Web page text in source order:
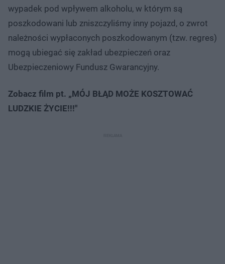
wypadek pod wpływem alkoholu, w którym są
poszkodowani lub zniszczyliśmy inny pojazd, o zwrot
należności wypłaconych poszkodowanym (tzw. regres)
mogą ubiegać się zakład ubezpieczeń oraz
Ubezpieczeniowy Fundusz Gwarancyjny.
Zobacz film pt. „MÓJ BŁĄD MOŻE KOSZTOWAĆ
LUDZKIE ŻYCIE!!!"